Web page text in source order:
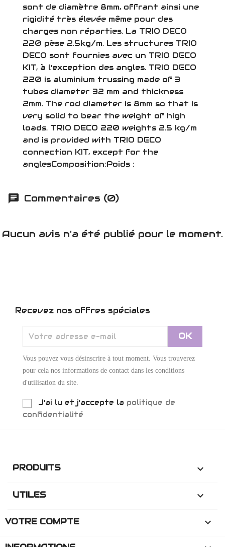
sont de diamètre 8mm, offrant ainsi une
rigidité très élevée même pour des
charges non réparties. La TRIO DECO
220 pèse 2.5kg/m. Les structures TRIO
DECO sont fournies avec un TRIO DECO
KIT, à l'exception des angles. TRIO DECO
220 is aluminium trussing made of 3
tubes diameter 32 mm and thickness
2mm. The rod diameter is 8mm so that is
very solid to bear the weight of high
loads. TRIO DECO 220 weights 2.5 kg/m
and is provided with TRIO DECO
connection KIT, except for the
anglesComposition:Poids :
Commentaires (0)
Aucun avis n'a été publié pour le moment.
Recevez nos offres spéciales
Vous pouvez vous désinscrire à tout moment. Vous trouverez
pour cela nos informations de contact dans les conditions
d'utilisation du site.
J'ai lu et j'accepte la politique de
confidentialité
PRODUITS 
UTILES 
VOTRE COMPTE 